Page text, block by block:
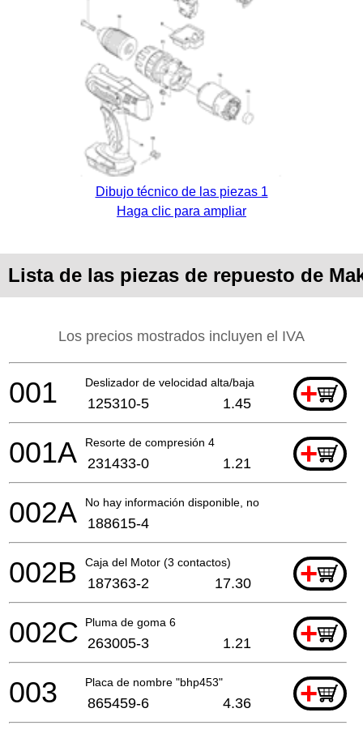
Dibujo técnico de las piezas 1
Haga clic para ampliar
Lista de las piezas de repuesto de
Los precios mostrados incluyen el IVA
Deslizador de velocidad alta/baja +
001 125310-5 1.45
Resorte de compresión 4 +
001A 231433-0 1.21
No hay información disponible, no se puede pedir
002A 188615-4
Caja del Motor (3 contactos) +
002B 187363-2 17.30
Pluma de goma 6 +
002C 263005-3 1.21
Placa de nombre "bhp453" +
003 865459-6 4.36